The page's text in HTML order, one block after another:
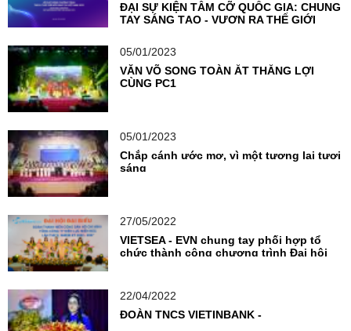
ĐẠI SỰ KIỆN TẦM CỠ QUỐC GIA: CHUNG
TAY SÁNG TẠO - VƯƠN RA THẾ GIỚI
05/01/2023
VĂN VÕ SONG TOÀN ẮT THẮNG LỢI
CÙNG PC1
05/01/2023
Chắp cánh ước mơ, vì một tương lai tươi
sáng
27/05/2022
VIETSEA - EVN chung tay phối hợp tổ
chức thành công chương trình Đại hội
22/04/2022
ĐOÀN TNCS VIETINBANK -